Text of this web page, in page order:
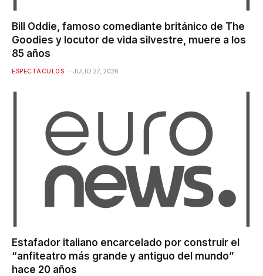
Bill Oddie, famoso comediante británico de The
Goodies y locutor de vida silvestre, muere a los
85 años
ESPECTÁCULOS JULIO 27, 2026
Estafador italiano encarcelado por construir el
“anfiteatro más grande y antiguo del mundo”
hace 20 años